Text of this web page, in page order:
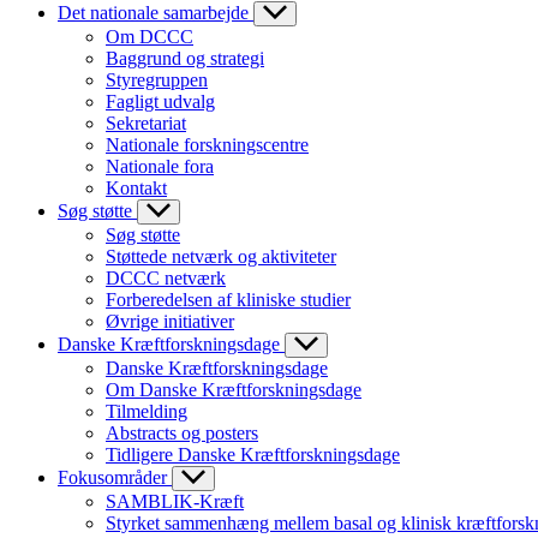
Det nationale samarbejde
Om DCCC
Baggrund og strategi
Styregruppen
Fagligt udvalg
Sekretariat
Nationale forskningscentre
Nationale fora
Kontakt
Søg støtte
Søg støtte
Støttede netværk og aktiviteter
DCCC netværk
Forberedelsen af kliniske studier
Øvrige initiativer
Danske Kræftforskningsdage
Danske Kræftforskningsdage
Om Danske Kræftforskningsdage
Tilmelding
Abstracts og posters
Tidligere Danske Kræftforskningsdage
Fokusområder
SAMBLIK-Kræft
Styrket sammenhæng mellem basal og klinisk